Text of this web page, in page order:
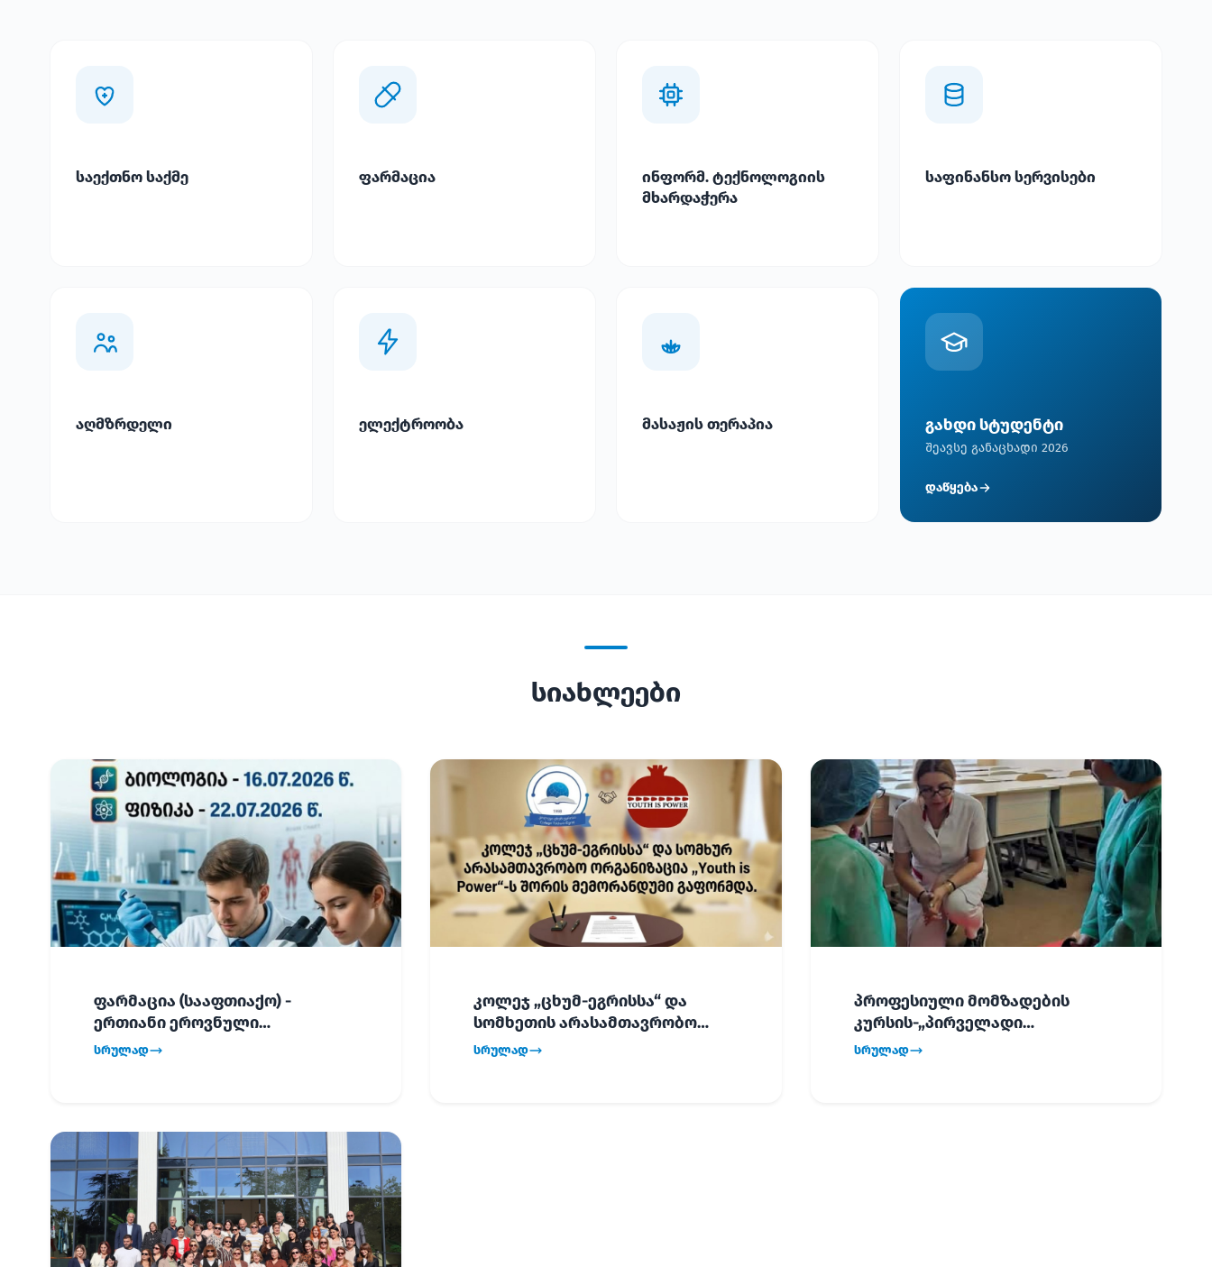
საექთნო საქმე ფარმაცია
ინფორმ. ტექნოლოგიის
მხარდაჭერა
საფინანსო სერვისები
აღმზრდელი ელექტროობა მასაჟის თერაპია გახდი სტუდენტი
შეავსე განაცხადი 2026
დაწყება
სიახლეები
ფარმაცია (სააფთიაქო) -
ერთიანი ეროვნული
გამოცდების განრიგი!
სრულად
კოლეჯ „ცხუმ-ეგრისსა“ და
სომხეთის არასამთავრობო
ორგანიზაცია „Youth is Power“-ს
სრულად
პროფესიული მომზადების
კურსის-„პირველადი
გადაუდებელი დახმარება“,
სრულად